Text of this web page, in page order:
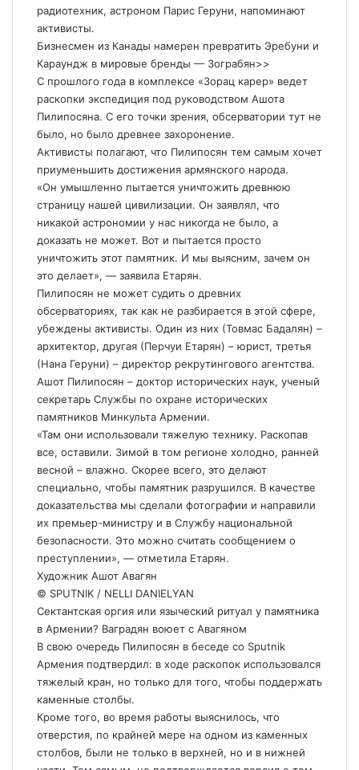
радиотехник, астроном Парис Геруни, напоминают
активисты.
Бизнесмен из Канады намерен превратить Эребуни и
Караундж в мировые бренды — Зограбян>>
С прошлого года в комплексе «Зорац карер» ведет
раскопки экспедиция под руководством Ашота
Пилипосяна. С его точки зрения, обсерватории тут не
было, но было древнее захоронение.
Активисты полагают, что Пилипосян тем самым хочет
приуменьшить достижения армянского народа.
«Он умышленно пытается уничтожить древнюю
страницу нашей цивилизации. Он заявлял, что
никакой астрономии у нас никогда не было, а
доказать не может. Вот и пытается просто
уничтожить этот памятник. И мы выясним, зачем он
это делает», — заявила Етарян.
Пилипосян не может судить о древних
обсерваториях, так как не разбирается в этой сфере,
убеждены активисты. Один из них (Товмас Бадалян) –
архитектор, другая (Перчуи Етарян) – юрист, третья
(Нана Геруни) – директор рекрутингового агентства.
Ашот Пилипосян – доктор исторических наук, ученый
секретарь Службы по охране исторических
памятников Минкульта Армении.
«Там они использовали тяжелую технику. Раскопав
все, оставили. Зимой в том регионе холодно, ранней
весной – влажно. Скорее всего, это делают
специально, чтобы памятник разрушился. В качестве
доказательства мы сделали фотографии и направили
их премьер-министру и в Службу национальной
безопасности. Это можно считать сообщением о
преступлении», — отметила Етарян.
Художник Ашот Авагян
© SPUTNIK / NELLI DANIELYAN
Сектантская оргия или языческий ритуал у памятника
в Армении? Ваградян воюет с Авагяном
В свою очередь Пилипосян в беседе со Sputnik
Армения подтвердил: в ходе раскопок использовался
тяжелый кран, но только для того, чтобы поддержать
каменные столбы.
Кроме того, во время работы выяснилось, что
отверстия, по крайней мере на одном из каменных
столбов, были не только в верхней, но и в нижней